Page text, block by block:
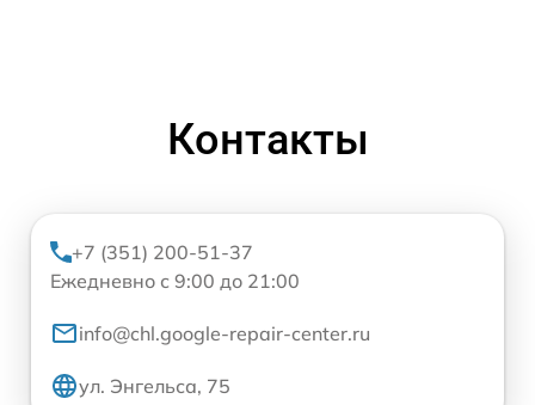
Контакты
+7 (351) 200-51-37
Ежедневно с 9:00 до 21:00
info@chl.google-repair-center.ru
ул. Энгельса, 75